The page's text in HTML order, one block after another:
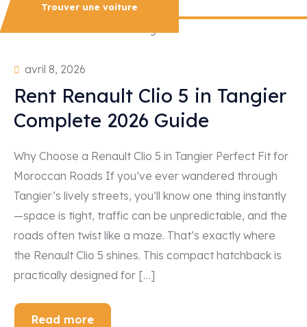
Nos Véhicules
Explorer avec Taghicar
Trouver une voiture
avril 8, 2026
Rent Renault Clio 5 in Tangier
Complete 2026 Guide
Why Choose a Renault Clio 5 in Tangier Perfect Fit for
Moroccan Roads If you’ve ever wandered through
Tangier’s lively streets, you’ll know one thing instantly
—space is tight, traffic can be unpredictable, and the
roads often twist like a maze. That’s exactly where
the Renault Clio 5 shines. This compact hatchback is
practically designed for […]
Read more